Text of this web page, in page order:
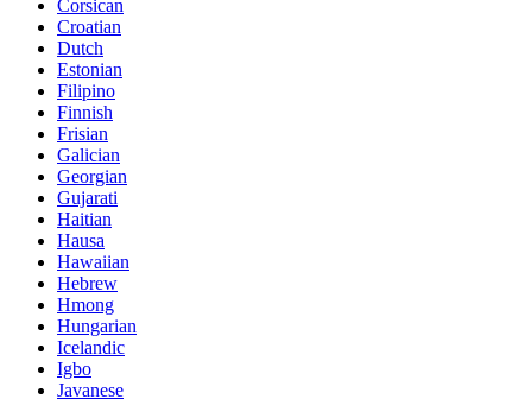
Corsican
Croatian
Dutch
Estonian
Filipino
Finnish
Frisian
Galician
Georgian
Gujarati
Haitian
Hausa
Hawaiian
Hebrew
Hmong
Hungarian
Icelandic
Igbo
Javanese